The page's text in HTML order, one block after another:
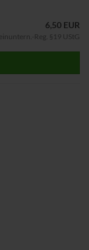
6,50 EUR
Reg. §19 UStG